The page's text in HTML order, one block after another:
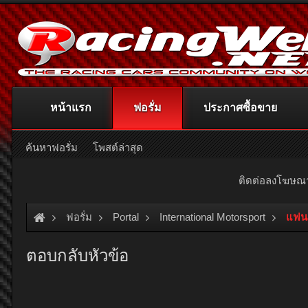
ติดต่อลงโฆษ
ฟอรั่ม Portal International Motorsport แฟน
ตอบกลับหัวข้อ
หน้าแรก ฟอรั่ม
ค้นหาฟอรั่ม โพสต์ล่าสุด
ประกาศซื้อขาย